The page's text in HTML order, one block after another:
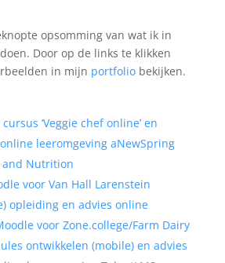
opsomming van wat ik in
Door op de links te klikken
in mijn portfoliobekijken.
‘Veggie chef online’ en
leeromgeving aNewSpring
and Nutrition
voor Van Hall Larenstein
opleiding en advies online
voor Zone.college/Farm Dairy
ontwikkelen (mobile) en advies